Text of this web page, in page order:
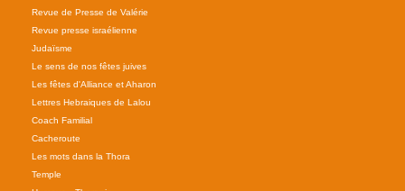
Revue de Presse de Valérie
Revue presse israélienne
Judaïsme
Le sens de nos fêtes juives
Les fêtes d'Alliance et Aharon
Lettres Hebraiques de Lalou
Coach Familial
Cacheroute
Les mots dans la Thora
Temple